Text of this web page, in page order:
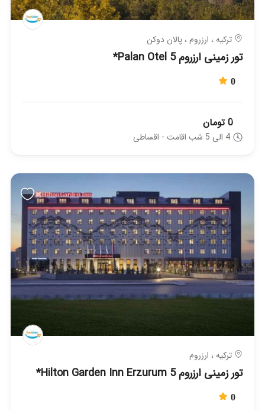
ترکیه ، ارزروم ، پالان دوکن
تور زمینی ارزروم Palan Otel 5*
0
0 تومان
4 الی 5 شب اقامت - اقساطی
ترکیه ، ارزروم
تور زمینی ارزروم Hilton Garden Inn Erzurum 5*
0